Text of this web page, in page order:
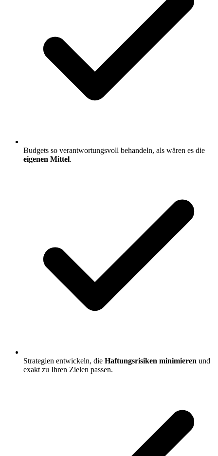
Budgets so verantwortungsvoll behandeln, als wären es die
eigenen Mittel.
Strategien entwickeln, die Haftungsrisiken minimieren und
exakt zu Ihren Zielen passen.